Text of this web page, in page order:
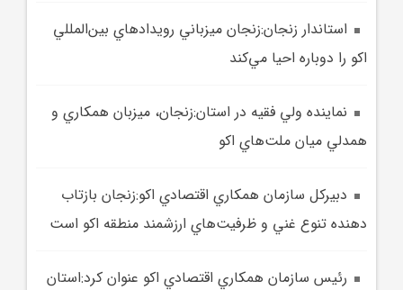
استاندار زنجان:زنجان ميزباني رويدادهاي بين‌المللي
اکو را دوباره احيا مي‌کند
نماينده ولي فقيه در استان:زنجان، ميزبان همکاري و
همدلي ميان ملت‌هاي اکو
دبيرکل سازمان همکاري‌ اقتصادي اکو:زنجان بازتاب
‌دهنده تنوع غني و ظرفيت‌هاي ارزشمند منطقه اکو است
رئيس سازمان همکاري‌ اقتصادي اکو عنوان کرد:استان